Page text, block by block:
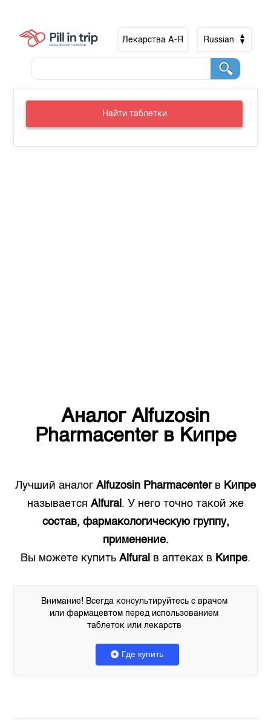
Лекарства А-Я Russian
Найти таблетки
Аналог Alfuzosin
Pharmacenterв Кипре
Лучший аналог Alfuzosin Pharmacenterв Кипре
называется Alfural . У него точно такой же
состав, фармакологическую группу,
применение.
Вы можете купить Alfural в аптеках в Кипре.
Внимание! Всегда консультируйтесь с врачом
или фармацевтом перед использованием
таблеток или лекарств
Где купить